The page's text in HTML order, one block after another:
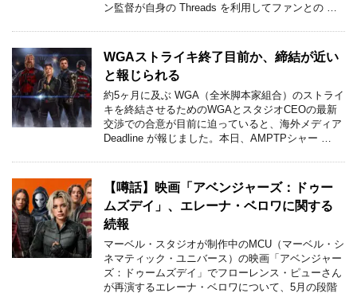
ン監督が自身の Threads を利用してファンとの …
WGAストライキ終了目前か、締結が近い
と報じられる
約5ヶ月に及ぶ WGA（全米脚本家組合）のストライ
キを終結させるためのWGAとスタジオCEOの最新
交渉での合意が目前に迫っていると、海外メディア
Deadline が報じました。本日、AMPTPシャー …
【噂話】映画「アベンジャーズ：ドゥー
ムズデイ」、エレーナ・ベロワに関する
続報
マーベル・スタジオが制作中のMCU（マーベル・シ
ネマティック・ユニバース）の映画「アベンジャー
ズ：ドゥームズデイ」でフローレンス・ピューさん
が再演するエレーナ・ベロワについて、5月の段階